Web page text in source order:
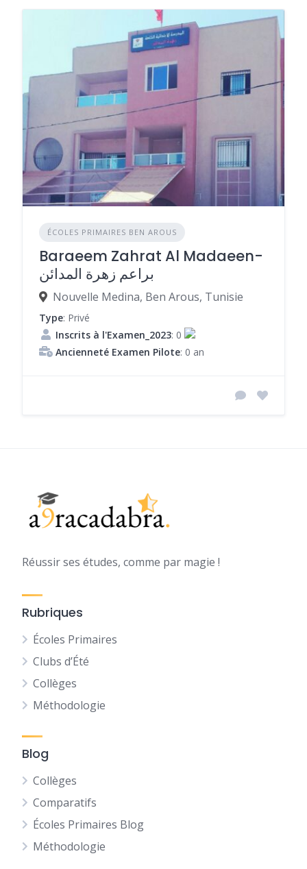
ÉCOLES PRIMAIRES BEN AROUS
Baraeem Zahrat Al Madaeen-
براعم زهرة المدائن
Nouvelle Medina, Ben Arous, Tunisie
Type: Privé
Inscrits à l'Examen_2023: 0
Ancienneté Examen Pilote: 0 an
Réussir ses études, comme par magie !
Rubriques
Écoles Primaires
Clubs d’Été
Collèges
Méthodologie
Blog
Collèges
Comparatifs
Écoles Primaires Blog
Méthodologie